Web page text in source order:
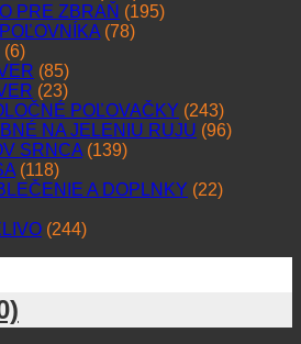
PRE ZBRAŇ (195)
(78)
(6)
(85)
(23)
POĽOVAČKY (243)
NA JELENIU RUJU (96)
SRNCA (139)
(118)
A DOPLNKY (22)
(244)